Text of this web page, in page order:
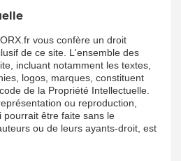
vous confère un droit
de ce site. L'ensemble des
incluant notamment les textes,
logos, marques, constituent
de la Propriété Intellectuelle.
ou reproduction,
pourrait être faite sans le
ou de leurs ayants-droit, est